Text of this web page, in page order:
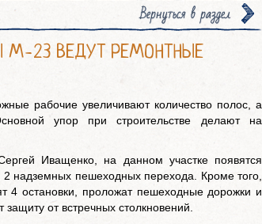
Вернуться в раздел
М-23 ВЕДУТ РЕМОНТНЫЕ
рабочие увеличивают количество полос, а
упор при строительстве делают на
Иващенко, на данном участке появятся
2 надземных пешеходных перехода. Кроме того,
4 остановки, проложат пешеходные дорожки и
от встречных столкновений.